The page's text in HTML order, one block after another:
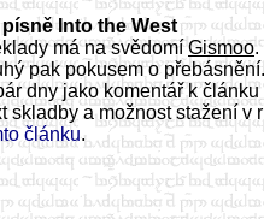
Into the West
má na svědomíGismoo.
pak pokusem o
dny jako komentář k
skladby a možnost stažení v
článku.